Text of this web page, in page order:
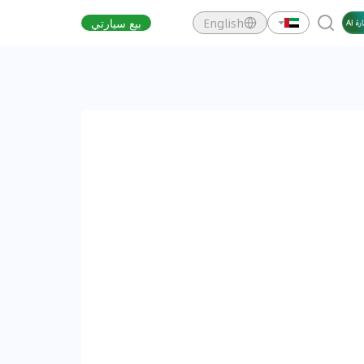
English بيع سيارتي